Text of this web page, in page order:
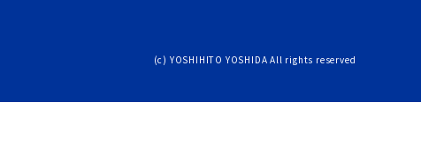
(c) YOSHIHITO YOSHIDA All rights reserved